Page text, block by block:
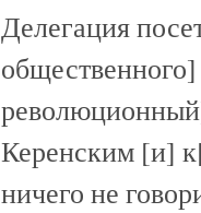
Делегация
Керенским [и]
ничего не